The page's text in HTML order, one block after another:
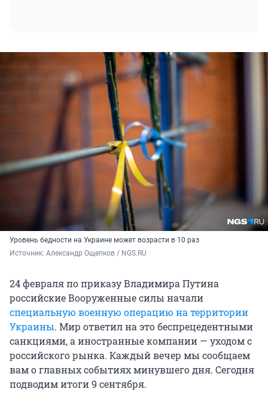
Уровень бедности на Украине может возрасти в 10 раз
Источник: Александр Ощепков / NGS.RU
24 февраля по приказу Владимира Путина
российские Вооруженные силы начали
специальную военную операцию на территории
Украины. Мир ответил на это беспрецедентными
санкциями, а иностранные компании — уходом с
российского рынка. Каждый вечер мы сообщаем
вам о главных событиях минувшего дня. Сегодня
подводим итоги 9 сентября.